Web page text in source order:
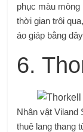
phục màu
thời gian trôi
áo giáp bằng
6.
Nhân vật Viland
thuê lang thang